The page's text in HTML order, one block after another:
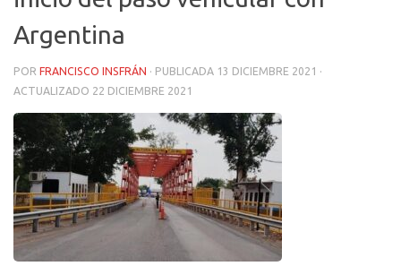
Argentina
POR FRANCISCO INSFRÁN · PUBLICADA 13 DICIEMBRE 2021 ·
ACTUALIZADO 22 DICIEMBRE 2021